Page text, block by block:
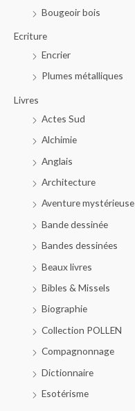
Bougeoir bois
Ecriture
Encrier
Plumes métalliques
Livres
Actes Sud
Alchimie
Anglais
Architecture
Aventure mystérieuse
Bande dessinée
Bandes dessinées
Beaux livres
Bibles & Missels
Biographie
Collection POLLEN
Compagnonnage
Dictionnaire
Esotérisme